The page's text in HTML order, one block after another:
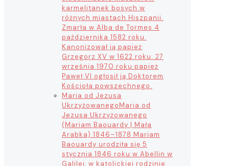
karmelitanek bosych w
różnych miastach Hiszpanii.
Zmarła w Alba de Tormes 4
października 1582 roku.
Kanonizował ją papież
Grzegorz XV w 1622 roku. 27
września 1970 roku papież
Paweł VI ogłosił ją Doktorem
Kościoła powszechnego.
Maria od Jezusa
UkrzyżowanegoMaria od
Jezusa Ukrzyżowanego
(Mariam Baouardy | Mała
Arabka) 1846–1878 Mariam
Baouardy urodziła się 5
stycznia 1846 roku w Abellin w
Galilei, w katolickiej rodzinie